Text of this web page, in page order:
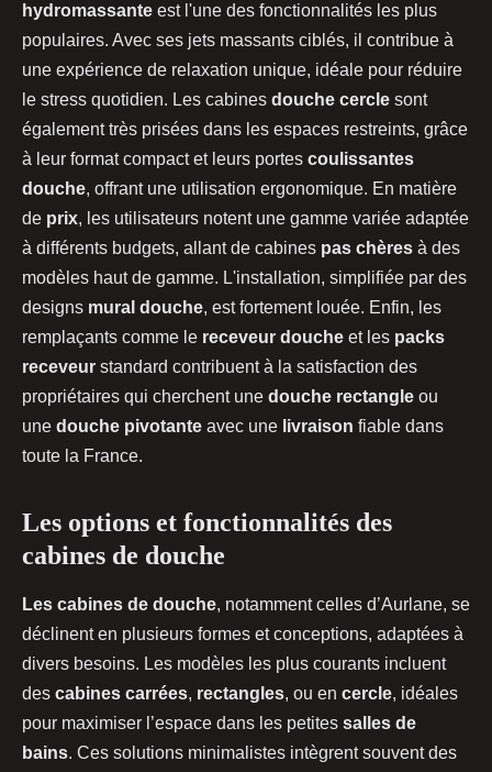
hydromassante est l'une des fonctionnalités les plus
populaires. Avec ses jets massants ciblés, il contribue à
une expérience de relaxation unique, idéale pour réduire
le stress quotidien. Les cabines douche cercle sont
également très prisées dans les espaces restreints, grâce
à leur format compact et leurs portes coulissantes
douche, offrant une utilisation ergonomique. En matière
de prix, les utilisateurs notent une gamme variée adaptée
à différents budgets, allant de cabines pas chères à des
modèles haut de gamme. L'installation, simplifiée par des
designs mural douche, est fortement louée. Enfin, les
remplaçants comme le receveur douche et les packs
receveur standard contribuent à la satisfaction des
propriétaires qui cherchent une douche rectangle ou
une douche pivotante avec une livraison fiable dans
toute la France.
Les options et fonctionnalités des
cabines de douche
Les cabines de douche, notamment celles d’Aurlane, se
déclinent en plusieurs formes et conceptions, adaptées à
divers besoins. Les modèles les plus courants incluent
des cabines carrées, rectangles, ou en cercle, idéales
pour maximiser l’espace dans les petites salles de
bains. Ces solutions minimalistes intègrent souvent des